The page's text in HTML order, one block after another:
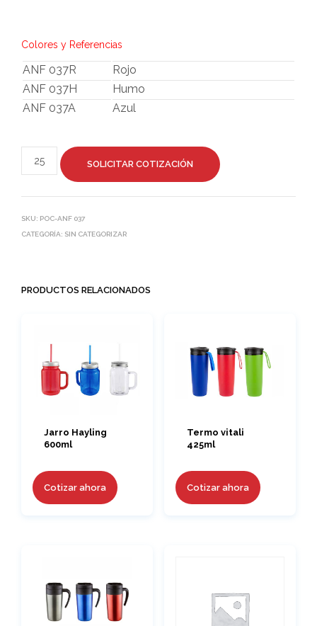
Colores y Referencias
ANF 037R
Rojo
ANF 037H
Humo
ANF 037A
Azul
SOLICITAR COTIZACIÓN
SKU: POC-ANF 037
CATEGORÍA: SIN CATEGORIZAR
PRODUCTOS RELACIONADOS
Jarro Hayling
600ml
Cotizar ahora
Termo vitali
425ml
Cotizar ahora